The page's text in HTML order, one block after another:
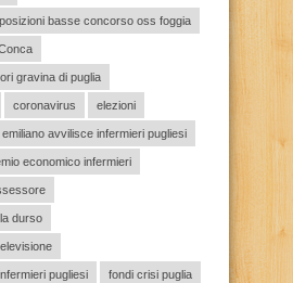
basse concorso oss foggia
gravina di puglia
coronavirus elezioni
emiliano avvilisce infermieri pugliesi
economico infermieri
durso
pugliesi fondi crisi puglia